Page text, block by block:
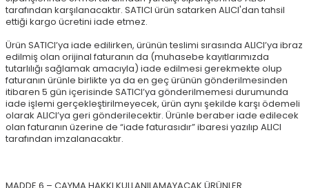
tarafından karşılanacaktır. SATICI ürün satarken ALICI'dan tahsil
ettiği kargo ücretini iade etmez.
Ürün SATICI’ya iade edilirken, ürünün teslimi sırasında ALICI’ya ibraz
edilmiş olan orijinal faturanın da (muhasebe kayıtlarımızda
tutarlılığı sağlamak amacıyla) iade edilmesi gerekmekte olup
faturanın ürünle birlikte ya da en geç ürünün gönderilmesinden
itibaren 5 gün içerisinde SATICI’ya gönderilmemesi durumunda
iade işlemi gerçekleştirilmeyecek, ürün aynı şekilde karşı ödemeli
olarak ALICI’ya geri gönderilecektir. Ürünle beraber iade edilecek
olan faturanın üzerine de “iade faturasıdır” ibaresi yazılıp ALICI
tarafından imzalanacaktır.